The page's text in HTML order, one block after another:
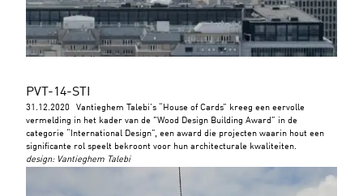
PVT-14-STI
31.12.2020
Vantieghem Talebi’s “House of Cards” kreeg een eervolle
vermelding in het kader van de "Wood Design Building Award” in de
categorie “International Design”, een award die projecten waarin hout een
significante rol speelt bekroont voor hun architecturale kwaliteiten.
design: Vantieghem Talebi